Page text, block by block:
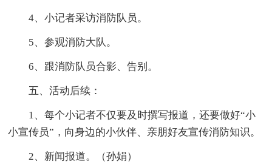
4、小记者采访消防队员。
5、参观消防大队。
6、跟消防队员合影、告别。
五、活动后续：
1、每个小记者不仅要及时撰写报道，还要做好“小
小宣传员”，向身边的小伙伴、亲朋好友宣传消防知识。
2、新闻报道。（孙娟）